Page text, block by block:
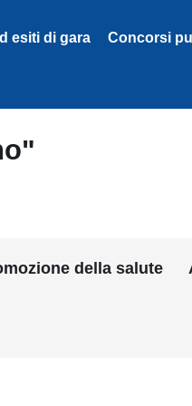
esiti di gara Concorsi
della salute